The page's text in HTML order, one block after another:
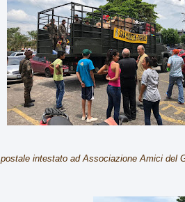
postale intestato ad Associazione Amici del